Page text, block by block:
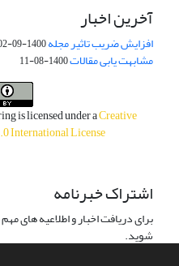
آخرین اخبار
افزایش ضریب تاثیر مجله1400-09-02
مشابهت یابی مقالات1400-08-11
is licensed under aCreative
International License
اشتراک خبرنامه
برای دریافت اخبار و اطلاعیه های
شوید.